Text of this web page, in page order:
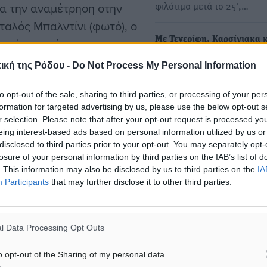
της Ρόδου - Do Not Process My Personal Information
opt-out of the sale, sharing to third parties, or processing of your
for targeted advertising by us, please use the below opt-out
selection. Please note that after your opt-out request is processed
interest-based ads based on personal information utilized by us
to third parties prior to your opt-out. You may separately
of your personal information by third parties on the IAB’s list of
This information may also be disclosed by us to third parties on the
Participants that may further disclose it to other third parties.
Data Processing Opt Outs
opt-out of the Sharing of my personal data.
την αναμέτρηση στην
Μπαλντίνι (φωτό), ο
κομισάριος του
Αλ Τμεγέρ.
Σεν Κεντέν-
(Σλοβακία)
#BCL
φιλότιμα μετά το 25',…
Με Τενερίφη, Καρσίγιακα
Ο Κολοσσός στο B.C.L. και η
Δύσκολη, όπως